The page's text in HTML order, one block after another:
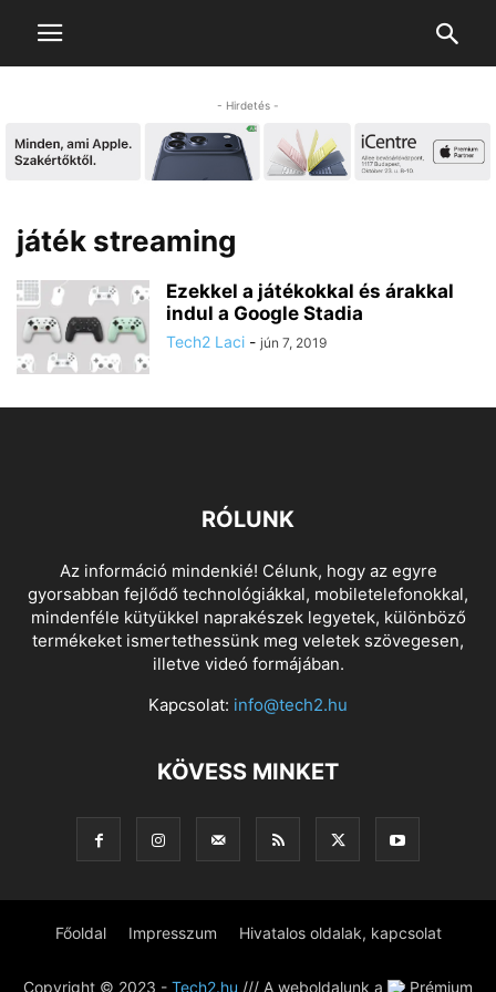
- Hirdetés -
játék streaming
Ezekkel a játékokkal és árakkal
indul a Google Stadia
Tech2 Laci - jún 7, 2019
RÓLUNK
Az információ mindenkié! Célunk, hogy az egyre
gyorsabban fejlődő technológiákkal, mobiletelefonokkal,
mindenféle kütyükkel naprakészek legyetek, különböző
termékeket ismertethessünk meg veletek szövegesen,
illetve videó formájában.
Kapcsolat: info@tech2.hu
KÖVESS MINKET
Főoldal Impresszum Hivatalos oldalak, kapcsolat
Copyright © 2023 - Tech2.hu /// A weboldalunk a Prémium